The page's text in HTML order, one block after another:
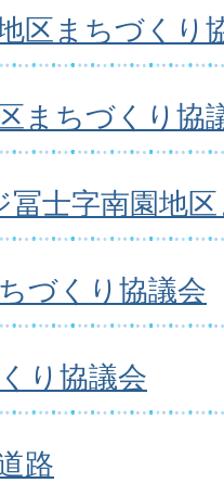
区まちづくり
まちづくり協
冨士字南園地
づくり協議会
り協議会
路